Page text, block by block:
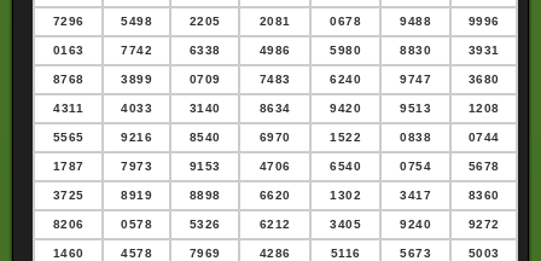
7296 5498 2205 2081 0678 9488 9996
0163 7742 6338 4986 5980 8830 3931
8768 3899 0709 7483 6240 9747 3680
4311 4033 3140 8634 9420 9513 1208
5565 9216 8540 6970 1522 0838 0744
1787 7973 9153 4706 6540 0754 5678
3725 8919 8898 6620 1302 3417 8360
8206 0578 5326 6212 3405 9240 9272
1460 4578 7969 4286 5116 5673 5003